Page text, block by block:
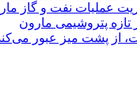
عملیات نفت و گاز
تازه پتروشیمی مارون
از پشت میز عبور